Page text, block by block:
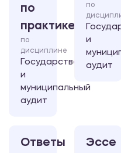
по
практике
по
дисциплине
Государственный
и
муниципальный
аудит
по
и
аудит
Ответы
Эссе